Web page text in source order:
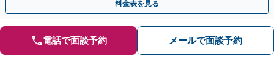
料金表を見る
電話で面談予約 メールで面談予約